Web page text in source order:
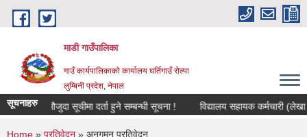
Skip to main content
माडी गाउँपालिका
गाउँ कार्यपालिकाको कार्यालय घर्तिगाउँ रोल्पा
लुम्बिनी प्रदेश, नेपाल
सूचनाहरुमौजुदा सूचीमा दर्ता हुने सम्बन्धी सूचना ! विद्यालय सहायक कर्मचारी (लेखा
Home » प्रतिवेदन » अनुगमन प्रतिवेदन